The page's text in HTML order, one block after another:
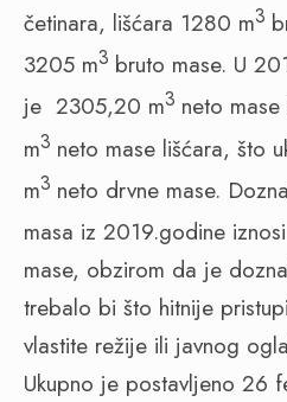
četinara, lišćara 1280 m3
3205 m3 bruto mase. U
je 2305,20 m3 neto
m3 neto mase lišćara, što
m3 neto drvne mase.
masa iz 2019.godine
mase, obzirom da je
trebalo bi što hitnije
vlastite režije ili javnog
Ukupno je postavljeno 26